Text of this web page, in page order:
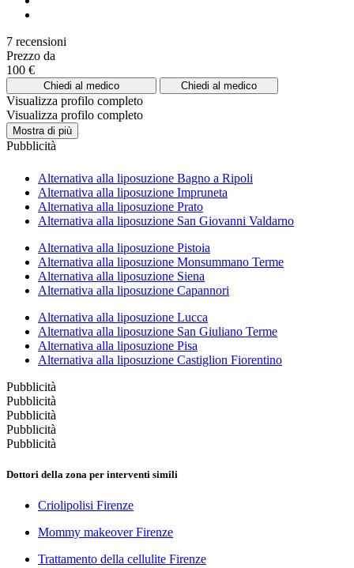
7 recensioni
Prezzo da
100 €
Chiedi al medico Chiedi al medico
Visualizza profilo completo
Visualizza profilo completo
Mostra di più
Pubblicità
Alternativa alla liposuzione Bagno a Ripoli
Alternativa alla liposuzione Impruneta
Alternativa alla liposuzione Prato
Alternativa alla liposuzione San Giovanni Valdarno
Alternativa alla liposuzione Pistoia
Alternativa alla liposuzione Monsummano Terme
Alternativa alla liposuzione Siena
Alternativa alla liposuzione Capannori
Alternativa alla liposuzione Lucca
Alternativa alla liposuzione San Giuliano Terme
Alternativa alla liposuzione Pisa
Alternativa alla liposuzione Castiglion Fiorentino
Pubblicità
Pubblicità
Pubblicità
Pubblicità
Pubblicità
Dottori della zona per interventi simili
Criolipolisi Firenze
Mommy makeover Firenze
Trattamento della cellulite Firenze